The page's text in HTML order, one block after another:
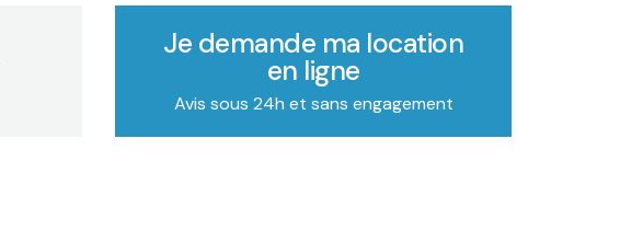
Je demande ma location
en ligne
Avis sous 24h et sans engagement